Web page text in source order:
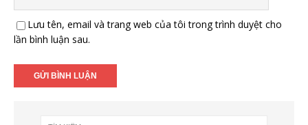
Lưu tên, email và trang web của tôi trong trình duyệt cho
lần bình luận sau.